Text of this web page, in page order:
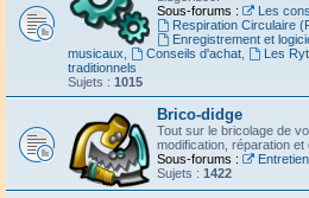
Sous-forums :
Les
Respiration Circulaire
Enregistrement et
musicaux
Conseils d'achat, Les
traditionnels
Sujets : 1015
Brico-didge
Tout sur le bricolage de
modification, réparation et
Sous-forums :
Sujets : 1422